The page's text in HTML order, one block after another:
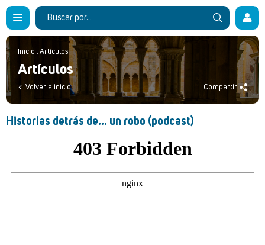
Inicio . Artículos
Artículos
Volver a inicio Compartir
Historias detrás de... un robo (podcast)